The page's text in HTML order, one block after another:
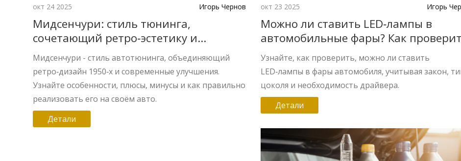
окт 24 2025 Игорь Чернов
Мидсенчури: стиль тюнинга,
сочетающий ретро‑эстетику и
современную производительность
Мидсенчури - стиль автотюнинга, объединяющий
ретро‑дизайн 1950‑х и современные улучшения.
Узнайте особенности, плюсы, минусы и как правильно
реализовать его на своём авто.
Детали
окт 23 2025 Игорь
Можно ли ставить LED‑лампы в
автомобильные фары? Как
совместимость
Узнайте, как проверить, можно ли ставить
LED‑лампы в фары автомобиля, учитывая закон,
цоколя и необходимость драйвера.
Детали